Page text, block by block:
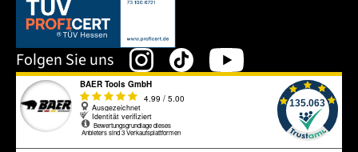
Dieser Link öffnet sich in einem neuen Tab.
Folgen Sie uns